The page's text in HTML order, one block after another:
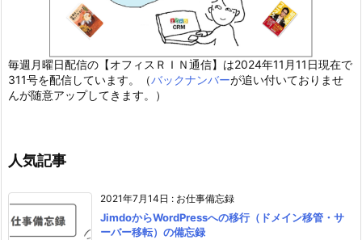
毎週月曜日配信の【オフィスＲＩＮ通信】は2024年11月11日現在で
311号を配信しています。（バックナンバーが追い付いておりませ
んが随意アップしてきます。）
人気記事
2021年7月14日 : お仕事備忘録
JimdoからWordPressへの移行（ドメイン移管・サ
ーバー移転）の備忘録